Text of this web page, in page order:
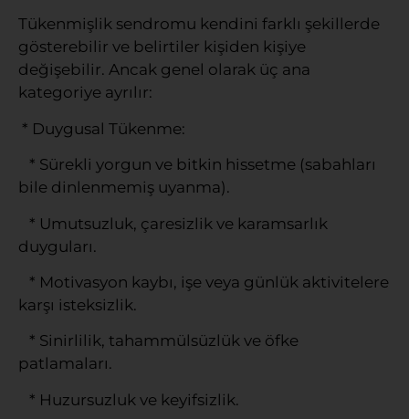
Tükenmişlik sendromu kendini farklı şekillerde
gösterebilir ve belirtiler kişiden kişiye
değişebilir. Ancak genel olarak üç ana
kategoriye ayrılır:
* Duygusal Tükenme:
* Sürekli yorgun ve bitkin hissetme (sabahları
bile dinlenmemiş uyanma).
* Umutsuzluk, çaresizlik ve karamsarlık
duyguları.
* Motivasyon kaybı, işe veya günlük aktivitelere
karşı isteksizlik.
* Sinirlilik, tahammülsüzlük ve öfke
patlamaları.
* Huzursuzluk ve keyifsizlik.